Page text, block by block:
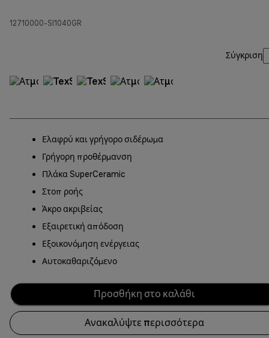
12710000-SI1040GR
Σύγκριση
Ελαφρύ και γρήγορο σιδέρωμα
Γρήγορη προθέρμανση
Πλάκα SuperCeramic
Στοπ ροής
Άκρο ακριβείας
Εξαιρετική απόδοση
Εξοικονόμηση ενέργειας
Αυτοκαθαριζόμενο
Προσθήκη στο καλάθι
Ανακαλύψτε περισσότερα